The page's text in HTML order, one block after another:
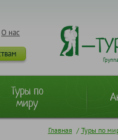
О нас
Туры по
миру
Главная / Туры по